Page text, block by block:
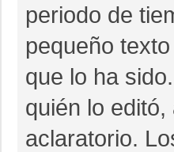
periodo de
pequeño
que lo ha
quién lo
aclaratorio.